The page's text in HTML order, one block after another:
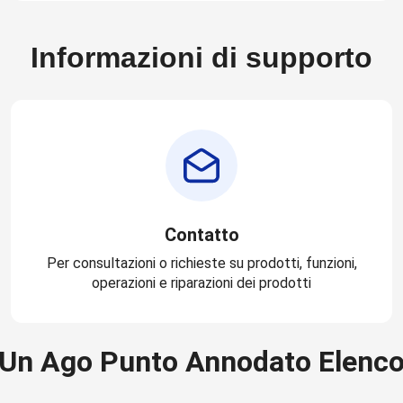
Informazioni di supporto
Contatto
Per consultazioni o richieste su prodotti, funzioni,
operazioni e riparazioni dei prodotti
Ago Punto Annodato